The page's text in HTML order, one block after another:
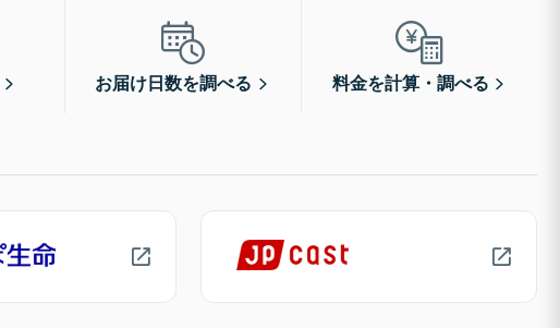
お届け日数を調べる 料金を計算・調べる